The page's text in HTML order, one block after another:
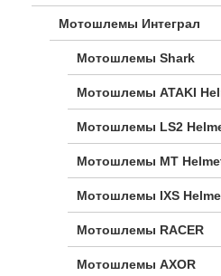
Мотошлемы Интеграл
Мотошлемы Shark
Мотошлемы ATAKI
Мотошлемы LS2
Мотошлемы MT
Мотошлемы IXS
Мотошлемы RACER
Мотошлемы AXOR